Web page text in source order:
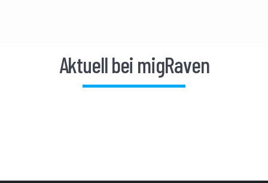
Aktuell bei migRaven